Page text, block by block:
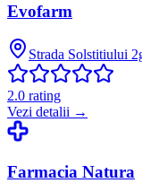
Evofarm
Strada Solstitiului
2.0 rating
Vezi detalii →
Farmacia Natura